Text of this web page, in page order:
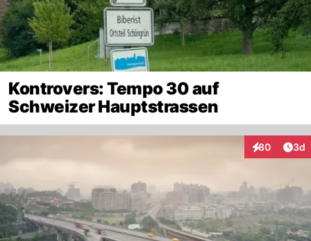
Kontrovers: Tempo 30 auf
Schweizer Hauptstrassen
80
Interaktionen
3d